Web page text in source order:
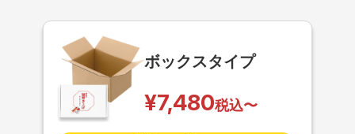
ボックスタイプ
¥7,480税込〜